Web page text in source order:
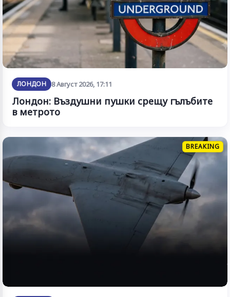
ЛОНДОН 8 Август 2026, 17:11
Лондон: Въздушни пушки срещу гълъбите
в метрото
BREAKING